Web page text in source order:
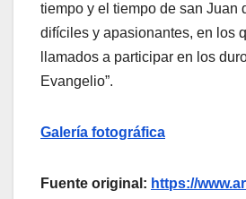
tiempo y el tiempo de san Juan
difíciles y apasionantes, en los
llamados a participar en los
Evangelio”.
Galería fotográfica
Fuente original: https://